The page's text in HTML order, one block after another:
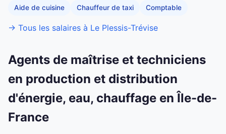
Aide de cuisine Chauffeur de taxi Comptable
→ Tous les salaires à Le Plessis-Trévise
Agents de maîtrise et techniciens
en production et distribution
d'énergie, eau, chauffage en Île-de-
France